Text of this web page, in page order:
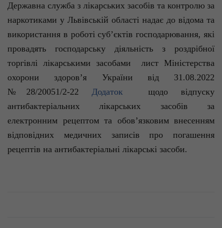
Державна служба з лікарських засобів та контролю за
наркотиками у Львівській області надає до відома та
використання в роботі суб’єктів господарювання, які
провадять господарську діяльність з роздрібної
торгівлі лікарськими засобами лист Міністерства
охорони здоров’я України від 31.08.2022
№28/20051/2-22 Додатокщодо відпуску
антибактеріальних лікарських засобів за
електронним рецептом та обов’язковим внесенням
відповідних медичних записів про погашення
рецептів на антибактеріальні лікарські засоби.